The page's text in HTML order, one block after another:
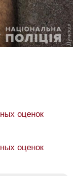
оценок
оценок